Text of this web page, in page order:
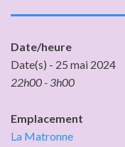
Date/heure
Date(s) - 25 mai 2024
22h00 - 3h00
Emplacement
La Matronne